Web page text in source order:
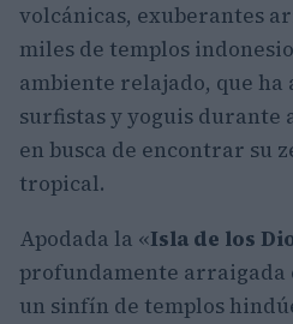
volcánicas, exuberantes
miles de templos
ambiente relajado, que
surfistas y yoguis durante
en busca de encontrar su
tropical.
Apodada la «Isla de los
profundamente arraigada
un sinfín de templos